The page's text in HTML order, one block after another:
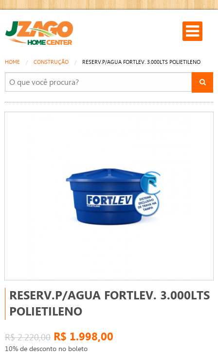
HOME CONSTRUÇÃO RESERV.P/AGUA FORTLEV. 3.000LTS POLIETILENO
RESERV.P/AGUA FORTLEV. 3.000LTS
POLIETILENO
R$ 2.220,00 R$ 1.998,00
10% de desconto no boleto